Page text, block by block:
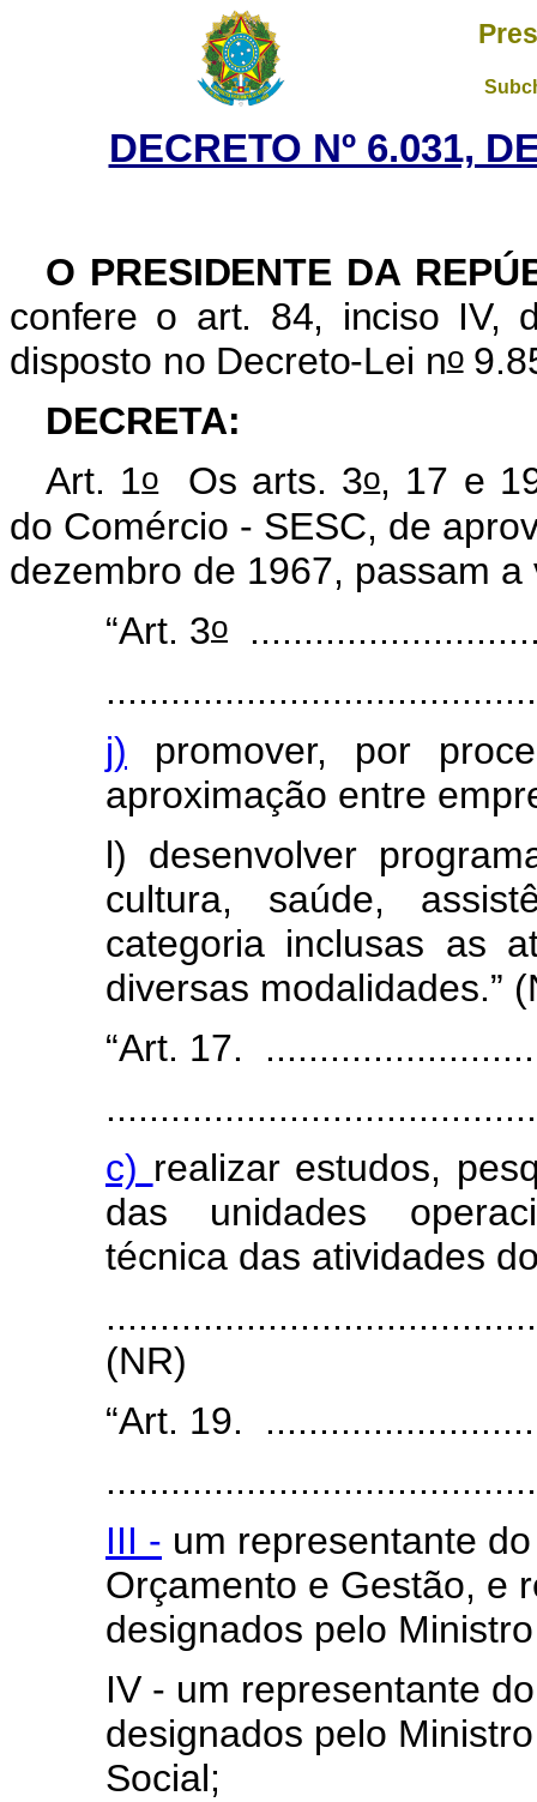
DECRETO Nº 6.031,
O PRESIDENTE DA
confere o art. 84, inciso IV,
disposto no Decreto-Lei no
DECRETA:
Art. 1oOs arts. 3o, 17 e
do Comércio - SESC, de
dezembro de 1967, passam
“Art. 3o
j) promover, por
aproximação entre
l) desenvolver
cultura, saúde,
categoria inclusas as
diversas modalidades.”
“Art. 17.
c) realizar estudos,
das unidades
técnica das atividades
(NR)
“Art. 19.
III - um representante
Orçamento e Gestão, e
designados pelo
IV - um representante
designados pelo
Social;